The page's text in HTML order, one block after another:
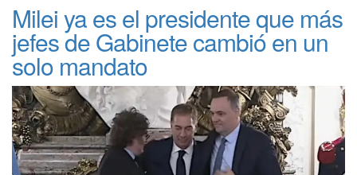
Milei ya es el presidente que más
jefes de Gabinete cambió en un
solo mandato